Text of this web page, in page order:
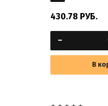
430.78 РУБ.
В